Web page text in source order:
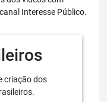
Interesse Público.
criação dos